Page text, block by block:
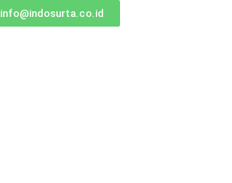
info@indosurta.co.id